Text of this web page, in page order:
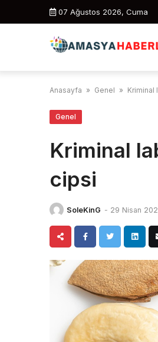
07 Ağustos 2026, Cuma
Anasayfa » Genel » Kriminal
Genel
Kriminal
cipsi
SoleKinG - 29 Nisan